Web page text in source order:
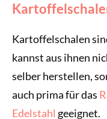
Kartoffelschalen
kannst aus ihnen
selber herstellen,
auch prima für das
Edelstahl geeignet.